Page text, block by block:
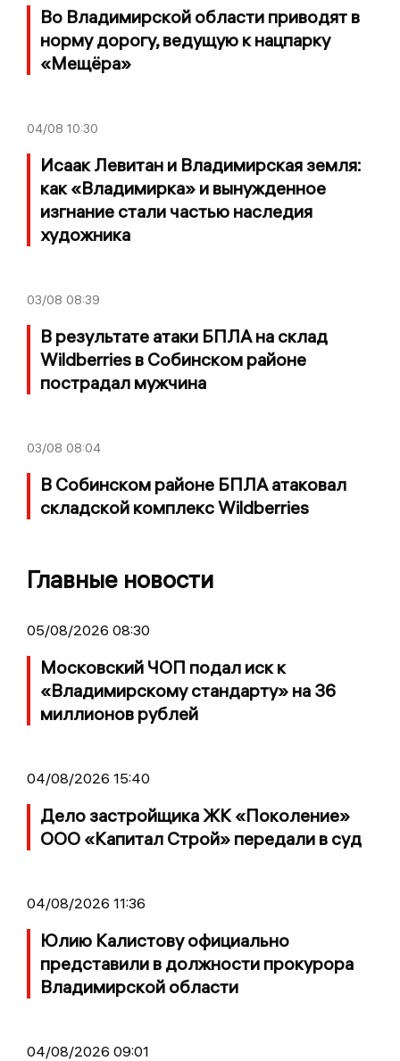
Во Владимирской области приводят в
норму дорогу, ведущую к нацпарку
«Мещёра»
04/08 10:30
Исаак Левитан и Владимирская земля:
как «Владимирка» и вынужденное
изгнание стали частью наследия
художника
03/08 08:39
В результате атаки БПЛА на склад
Wildberries в Собинском районе
пострадал мужчина
03/08 08:04
В Собинском районе БПЛА атаковал
складской комплекс Wildberries
Главные новости
05/08/2026 08:30
Московский ЧОП подал иск к
«Владимирскому стандарту» на 36
миллионов рублей
04/08/2026 15:40
Дело застройщика ЖК «Поколение»
ООО «Капитал Строй» передали в суд
04/08/2026 11:36
Юлию Калистову официально
представили в должности прокурора
Владимирской области
04/08/2026 09:01